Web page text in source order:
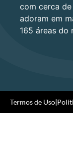
com cerca
adoram em
165 áreas do
Termos de Uso|